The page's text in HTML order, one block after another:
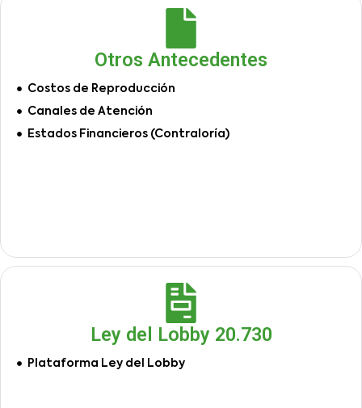
Otros Antecedentes
Costos de Reproducción
Canales de Atención
Estados Financieros (Contraloría)
Ley del Lobby 20.730
Plataforma Ley del Lobby